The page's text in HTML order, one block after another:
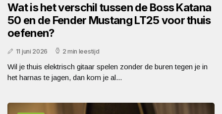
Wat is het verschil tussen de Boss Katana
50 en de Fender Mustang LT25 voor thuis
oefenen?
11 juni 2026 2 min leestijd
Wil je thuis elektrisch gitaar spelen zonder de buren tegen je in
het harnas te jagen, dan kom je al...